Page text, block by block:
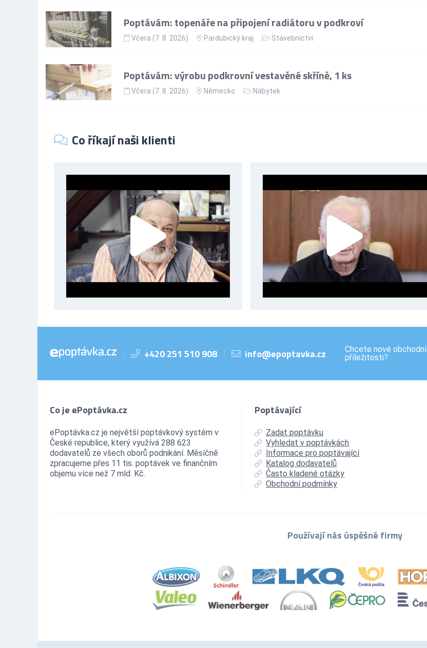
Poptávám: topenáře na připojení radiátoru v podkroví
Včera (7. 8. 2026) Pardubický kraj Stavebnictví
Poptávám: výrobu podkrovní vestavěné skříně, 1 ks
Včera (7. 8. 2026) Německo Nábytek
Co říkají naši klienti
| +420 251 510 908 | info@epoptavka.cz
Chcete nové obchodní
příležitosti?
Co je ePoptávka.cz
ePoptávka.cz je největší poptávkový systém v
České republice, který využívá 288 623
dodavatelů ze všech oborů podnikání. Měsíčně
zpracujeme přes 11 tis. poptávek ve finančním
objemu více než 7 mld. Kč.
Poptávající
Zadat poptávku
Vyhledat v poptávkách
Informace pro poptávající
Katalog dodavatelů
Často kladené otázky
Obchodní podmínky
Používají nás úspěšné firmy